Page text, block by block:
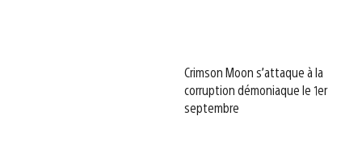
Crimson Moon s’attaque à la
corruption démoniaque le 1er
septembre